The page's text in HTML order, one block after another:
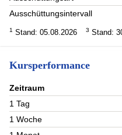
Ausschüttungsintervall
1 Stand: 05.08.2026 3 Stand:
Kursperformance
Zeitraum
1 Tag
1 Woche